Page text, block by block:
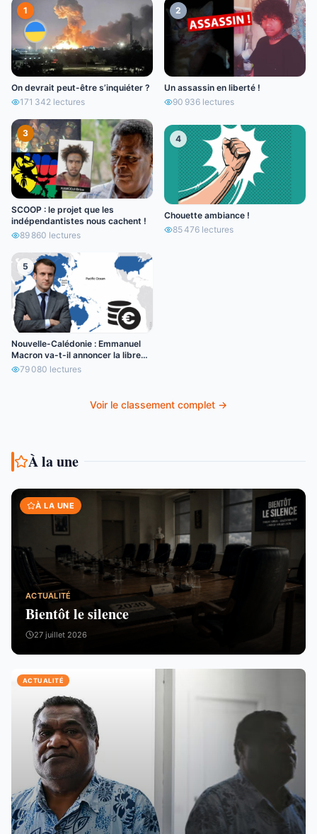
1
On devrait peut-être s’inquiéter ?
171 342 lectures
2
Un assassin en liberté !
90 936 lectures
3
SCOOP : le projet que les
indépendantistes nous cachent !
89 860 lectures
4
Chouette ambiance !
85 476 lectures
5
Nouvelle-Calédonie : Emmanuel
Macron va-t-il annoncer la libre
circulation de l’euro ?
79 080 lectures
Voir le classement complet →
À la une
À LA UNE
ACTUALITÉ
Bientôt le silence
27 juillet 2026
ACTUALITÉ